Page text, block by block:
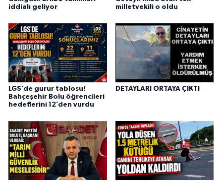
iddialı geliyor
milletvekili o oldu
LGS’de gurur tablosu!
Bahçeşehir Bolu öğrencileri
hedeflerini 12’den vurdu
DETAYLARI ORTAYA ÇIKTI